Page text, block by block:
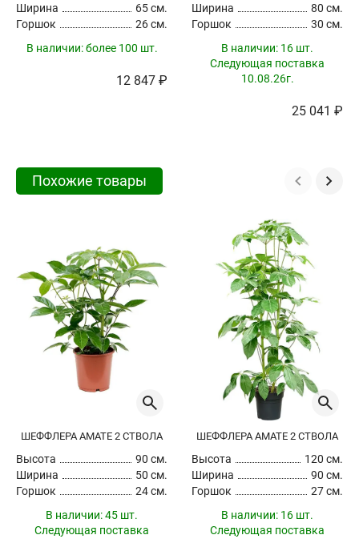
Ширина
65 см.
Горшок
26 см.
В наличии:более 100 шт.
12 847 ₽
Ширина
80 см.
Горшок
30 см.
В наличии: 16 шт.
Следующая поставка
10.08.26г.
25 041 ₽
Похожие товары
ШЕФФЛЕРА АМАТЕ 2 СТВОЛА
Высота
90 см.
Ширина
50 см.
Горшок
24 см.
В наличии:45 шт.
Следующая поставка
ШЕФФЛЕРА АМАТЕ 2 СТВОЛА
Высота
120 см.
Ширина
90 см.
Горшок
27 см.
В наличии: 16 шт.
Следующая поставка